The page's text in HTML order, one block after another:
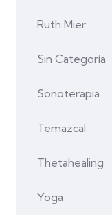
Ruth Mier
Sin Categoría
Sonoterapia
Temazcal
Thetahealing
Yoga